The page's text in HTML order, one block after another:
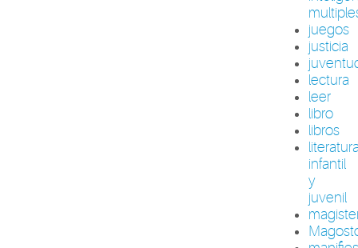
juegos
justicia
lectura
leer
libro
libros
infantil
y
juvenil